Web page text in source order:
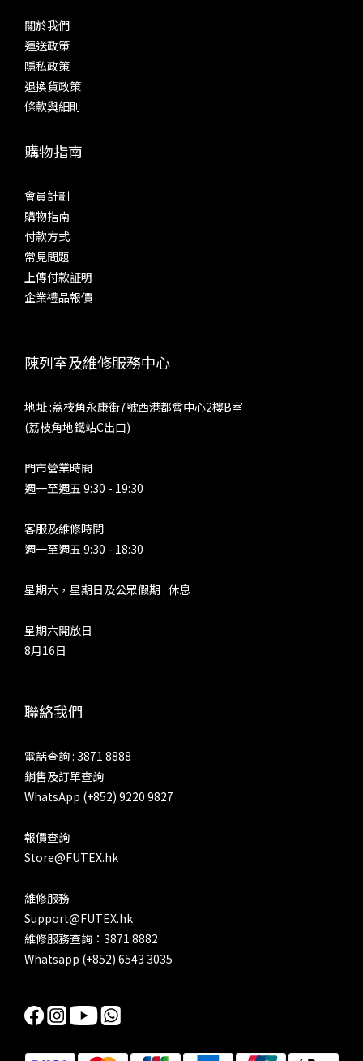
關於我們
運送政策
隱私政策
退換貨政策
條款與細則
購物指南
會員計劃
購物指南
付款方式
常見問題
上傳付款証明
企業禮品報價
陳列室及維修服務中心
地址 :荔枝角永康街7號西港都會中心2樓B室
(荔枝角地鐵站C出口)
門市營業時間
週一至週五 9:30 - 19:30
客服及維修時間
週一至週五 9:30 - 18:30
星期六，星期日及公眾假期 : 休息
星期六開放日
8月16日
聯絡我們
電話查詢 : 3871 8888
銷售及訂單查詢
WhatsApp (+852) 9220 9827
報價查詢
Store@FUTEX.hk
維修服務
Support@FUTEX.hk
維修服務查詢：3871 8882
Whatsapp (+852) 6543 3035